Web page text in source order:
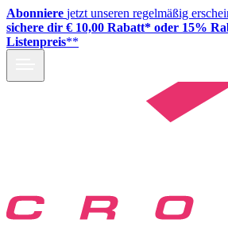
Abonniere jetzt unseren regelmäßig
sichere dir € 10,00 Rabatt* oder 15%
Listenpreis**